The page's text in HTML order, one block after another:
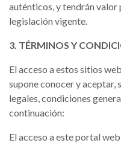
auténticos, y tendrán
legislación vigente.
3. TÉRMINOS Y
El acceso a estos sitios
supone conocer y aceptar,
legales, condiciones
continuación:
El acceso a este portal